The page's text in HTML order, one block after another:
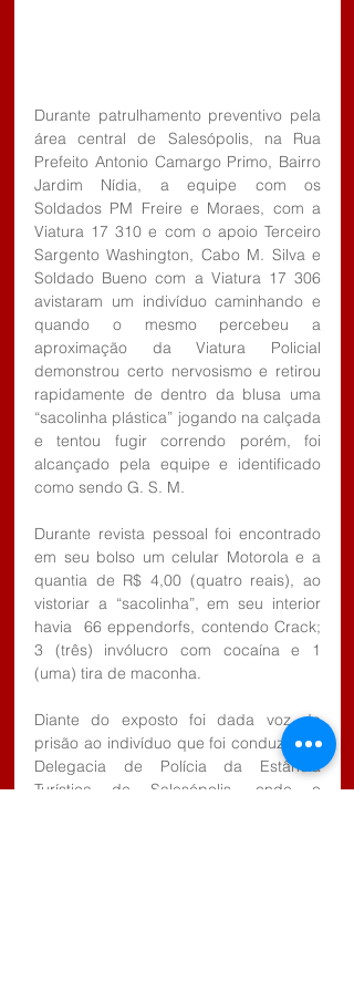
Durante patrulhamento preventivo pela
área central de Salesópolis, na Rua
Prefeito Antonio Camargo Primo, Bairro
Jardim Nídia, a equipe com os
Soldados PM Freire e Moraes, com a
Viatura 17 310 e com o apoio Terceiro
Sargento Washington, Cabo M. Silva e
Soldado Bueno com a Viatura 17 306
avistaram um indivíduo caminhando e
quando o mesmo percebeu a
aproximação da Viatura Policial
demonstrou certo nervosismo e retirou
rapidamente de dentro da blusa uma
“sacolinha plástica” jogando na calçada
e tentou fugir correndo porém, foi
alcançado pela equipe e identificado
como sendo G. S. M.
Durante revista pessoal foi encontrado
em seu bolso um celular Motorola e a
quantia de R$ 4,00 (quatro reais), ao
vistoriar a “sacolinha”, em seu interior
havia  66 eppendorfs, contendo Crack;
3 (três) invólucro com cocaína e 1
(uma) tira de maconha.
Diante do exposto foi dada voz de
prisão ao indivíduo que foi conduzido a
Delegacia de Polícia da Estância
Turística de Salesópolis, onde o